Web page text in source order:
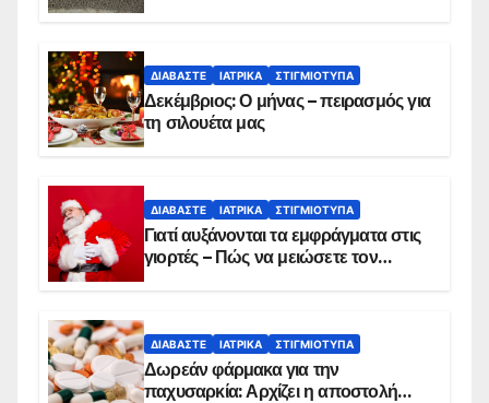
ΔΙΑΒΆΣΤΕ ΙΑΤΡΙΚΆ ΣΤΙΓΜΙΌΤΥΠΑ
Δεκέμβριος: Ο μήνας – πειρασμός για
τη σιλουέτα μας
ΔΙΑΒΆΣΤΕ ΙΑΤΡΙΚΆ ΣΤΙΓΜΙΌΤΥΠΑ
Γιατί αυξάνονται τα εμφράγματα στις
γιορτές – Πώς να μειώσετε τον
ΔΙΑΒΆΣΤΕ ΙΑΤΡΙΚΆ ΣΤΙΓΜΙΌΤΥΠΑ
Δωρεάν φάρμακα για την
παχυσαρκία: Αρχίζει η αποστολή